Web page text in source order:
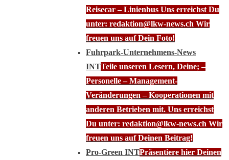
Reisecar – Linienbus Uns erreichst Du
unter: redaktion@lkw-news.ch Wir
freuen uns auf Dein Foto!
Fuhrpark-Unternehmens-News
INTTeile unseren Lesern, Deine; –
Personelle – Management-
Veränderungen – Kooperationen mit
anderen Betrieben mit. Uns erreichst
Du unter: redaktion@lkw-news.ch Wir
freuen uns auf Deinen Beitrag!
Pro-Green INTPräsentiere hier Deinen